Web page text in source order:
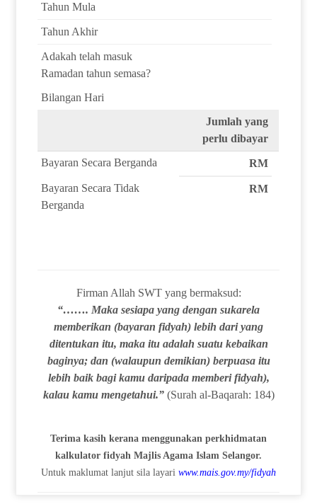
Tahun Mula
Tahun Akhir
Adakah telah masuk
Ramadan tahun semasa?
Bilangan Hari
Jumlah yang
perlu dibayar
Bayaran Secara Berganda
RM
Bayaran Secara Tidak
Berganda
RM
Firman Allah SWT yang bermaksud:
“……. Maka sesiapa yang dengan sukarela
memberikan (bayaran fidyah) lebih dari yang
ditentukan itu, maka itu adalah suatu kebaikan
baginya; dan (walaupun demikian) berpuasa itu
lebih baik bagi kamu daripada memberi fidyah),
kalau kamu mengetahui.”(Surah al-Baqarah: 184)
Terima kasih kerana menggunakan perkhidmatan
kalkulator fidyah Majlis Agama Islam Selangor.
Untuk maklumat lanjut sila layari www.mais.gov.my/fidyah